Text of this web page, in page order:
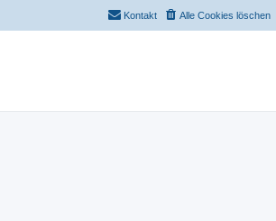
Alle Cookies löschen
Kontakt